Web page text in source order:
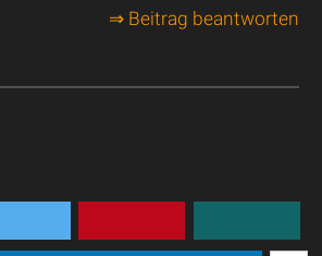
⇒ Beitrag beantworten